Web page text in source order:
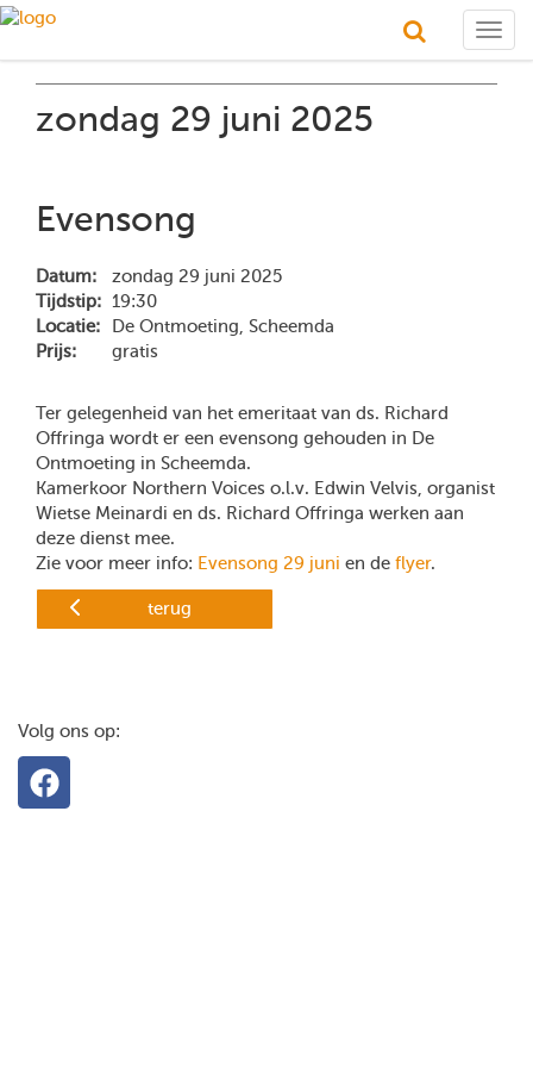
zondag 29 juni 2025
Evensong
Datum:
zondag 29 juni 2025
Tijdstip: 19:30
Locatie:
De Ontmoeting, Scheemda
Prijs:
gratis
Ter gelegenheid van het emeritaat van ds. Richard
Offringa wordt er een evensong gehouden in De
Ontmoeting in Scheemda.
Kamerkoor Northern Voices o.l.v. Edwin Velvis, organist
Wietse Meinardi en ds. Richard Offringa werken aan
deze dienst mee.
Zie voor meer info: Evensong 29 juni en de flyer.
terug
Volg ons op: